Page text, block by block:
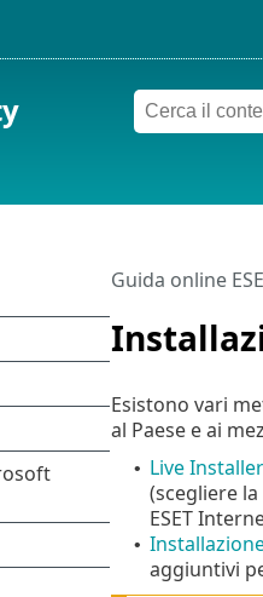
Guida online
Esistono vari
al Paese e ai
• Live Installer
(scegliere
ESET
•
aggiuntivi